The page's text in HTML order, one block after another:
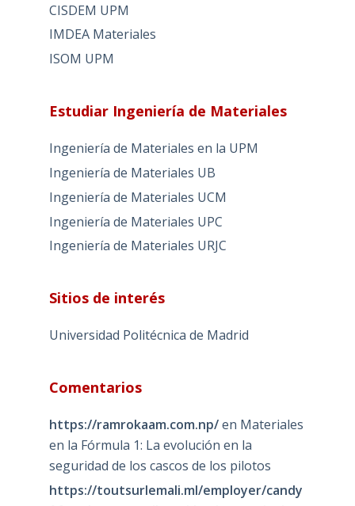
CISDEM UPM
IMDEA Materiales
ISOM UPM
Estudiar Ingeniería de Materiales
Ingeniería de Materiales en la UPM
Ingeniería de Materiales UB
Ingeniería de Materiales UCM
Ingeniería de Materiales UPC
Ingeniería de Materiales URJC
Sitios de interés
Universidad Politécnica de Madrid
Comentarios
https://ramrokaam.com.np/en Materiales
en la Fórmula 1: La evolución en la
seguridad de los cascos de los pilotos
https://toutsurlemali.ml/employer/candy